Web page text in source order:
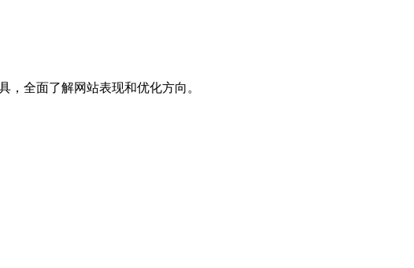
全面了解网站表现和优化方向。